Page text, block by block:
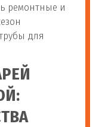
ремонтные и
для